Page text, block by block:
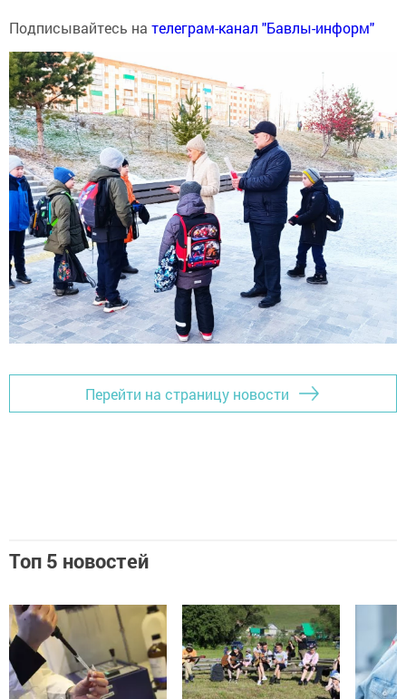
Подписывайтесь на телеграм-канал "Бавлы-информ"
Перейти на страницу новости
Топ 5 новостей